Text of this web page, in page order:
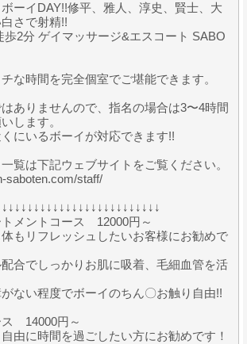
ーイDAY!!修平、雅人、淳史、賢士、大
さで射精!!
歩2分 ゲイマッサージ&エスコート SABO
な時間を完全個室でご堪能できます。
ありませんので、指名の場合は3〜4時間
します。
にいるボーイが対応できます!!
覧は下記ウェブサイトをご覧ください。
saboten.com/staff/
トメントコース 12000円～
もリフレッシュしたいお客様にお勧めで
合でしっかりお肌に吸着、毛細血管を活
ない程度でボーイのちん〇お触り自由!!
ス 14000円～
由に時間を過ごしたい方にお勧めです！